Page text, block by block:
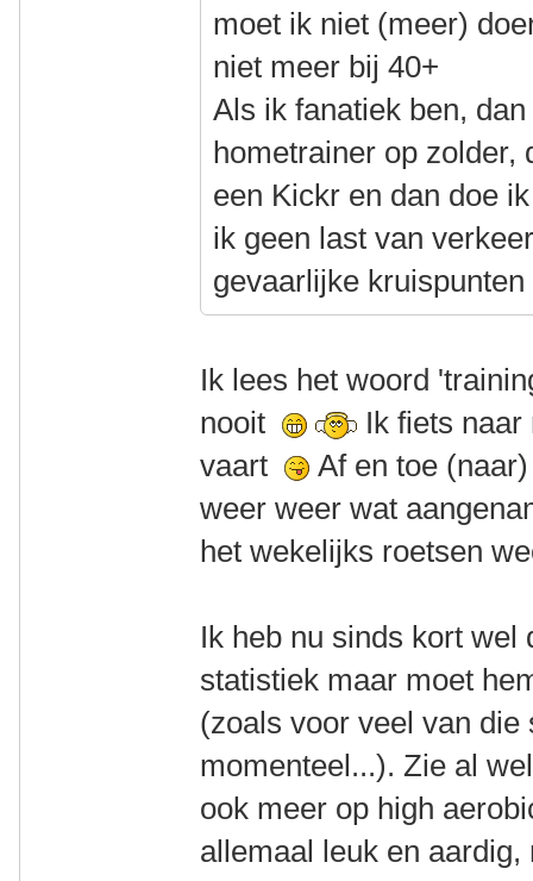
moet ik niet (meer)
niet meer bij 40+
Als ik fanatiek ben,
hometrainer op zolder,
een Kickr en dan doe
ik geen last van
gevaarlijke
Ik lees het woord
nooit
Ik fiets
vaart
Af en toe
weer weer wat
het wekelijks roetsen
Ik heb nu sinds kort wel
statistiek maar moet
(zoals voor veel van die
momenteel...). Zie al
ook meer op high
allemaal leuk en